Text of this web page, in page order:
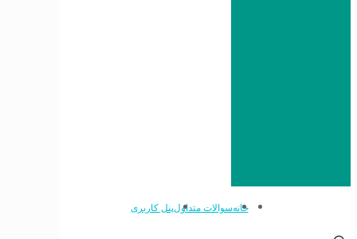
خانهسوالات متداولپنل کاربری